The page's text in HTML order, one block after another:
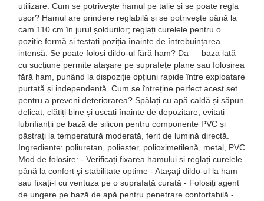
utilizare. Cum se potrivește hamul pe talie și se poate regla
ușor? Hamul are prindere reglabilă și se potrivește până la
cam 110 cm în jurul șoldurilor; reglați curelele pentru o
poziție fermă și testați poziția înainte de întrebuințarea
intensă. Se poate folosi dildo-ul fără ham? Da — baza lată
cu sucțiune permite atașare pe suprafețe plane sau folosirea
fără ham, punând la dispoziție opțiuni rapide între exploatare
purtată și independentă. Cum se întreține perfect acest set
pentru a preveni deteriorarea? Spălați cu apă caldă și săpun
delicat, clătiți bine și uscați înainte de depozitare; evitați
lubrifianții pe bază de silicon pentru componente PVC și
păstrați la temperatură moderată, ferit de lumină directă.
Ingrediente: poliuretan, poliester, polioximetilenă, metal, PVC
Mod de folosire: - Verificați fixarea hamului și reglați curelele
până la confort și stabilitate optime - Atașați dildo-ul la ham
sau fixați-l cu ventuza pe o suprafață curată - Folosiți agent
de ungere pe bază de apă pentru penetrare confortabilă -